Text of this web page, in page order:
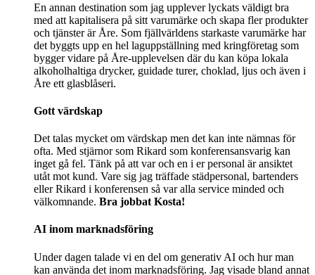
En annan destination som jag upplever lyckats väldigt bra
med att kapitalisera på sitt varumärke och skapa fler produkter
och tjänster är Åre. Som fjällvärldens starkaste varumärke har
det byggts upp en hel laguppställning med kringföretag som
bygger vidare på Åre-upplevelsen där du kan köpa lokala
alkoholhaltiga drycker, guidade turer, choklad, ljus och även i
Åre ett glasblåseri.
Gott värdskap
Det talas mycket om värdskap men det kan inte nämnas för
ofta. Med stjärnor som Rikard som konferensansvarig kan
inget gå fel. Tänk på att var och en i er personal är ansiktet
utåt mot kund. Vare sig jag träffade städpersonal, bartenders
eller Rikard i konferensen så var alla service minded och
välkomnande. Bra jobbat Kosta!
AI inom marknadsföring
Under dagen talade vi en del om generativ AI och hur man
kan använda det inom marknadsföring. Jag visade bland annat